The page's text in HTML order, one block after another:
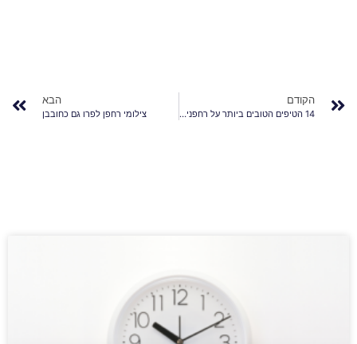
הקודם
14 הטיפים הטובים ביותר על רחפנים מקצועיים וצילומי רחפן
הבא
צילומי רחפן לפרו גם כחובבן